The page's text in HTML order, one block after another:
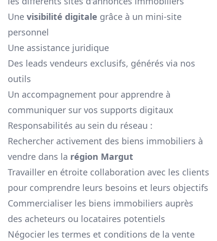
Une visibilité digitale grâce à un mini-site
personnel
Une assistance juridique
Des leads vendeurs exclusifs, générés via nos
outils
Un accompagnement pour apprendre à
communiquer sur vos supports digitaux
Responsabilités au sein du réseau :
Rechercher activement des biens immobiliers à
vendre dans la région Margut
Travailler en étroite collaboration avec les clients
pour comprendre leurs besoins et leurs objectifs
Commercialiser les biens immobiliers auprès
des acheteurs ou locataires potentiels
Négocier les termes et conditions de la vente